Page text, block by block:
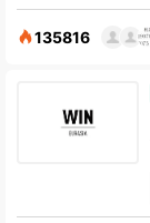
135816